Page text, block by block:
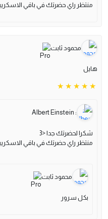
منتظر راي حضرتك في باقي
محمود ثابت
هايل
: Albert Einstein
شكرا لحضرتك جدا <3
منتظر راي حضرتك في باقي
محمود ثابت
بكل سرور